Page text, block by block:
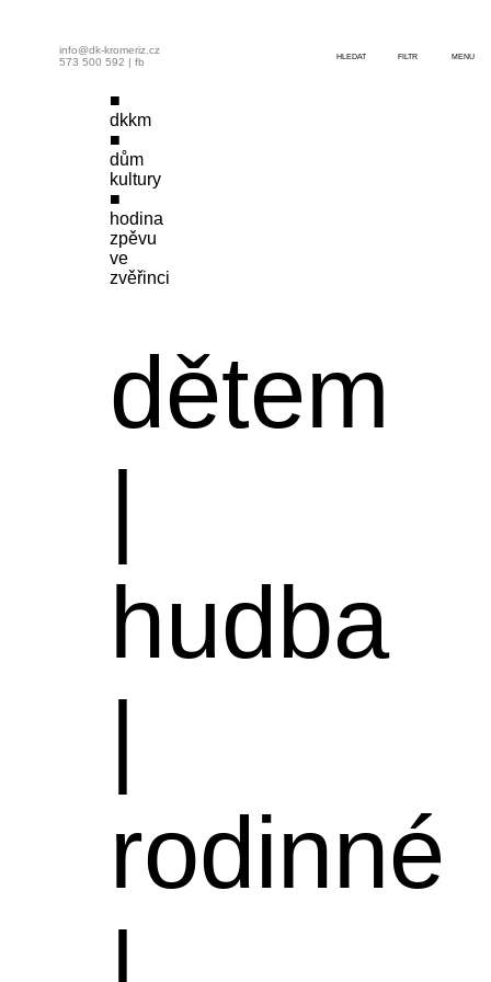
dkkm
dům
kultury
hodina
zpěvu
ve
zvěřinci
dětem
|
hudba
|
rodinné
info@dk-kromeriz.cz
573 500 592 | fb HLEDAT FILTR MENU